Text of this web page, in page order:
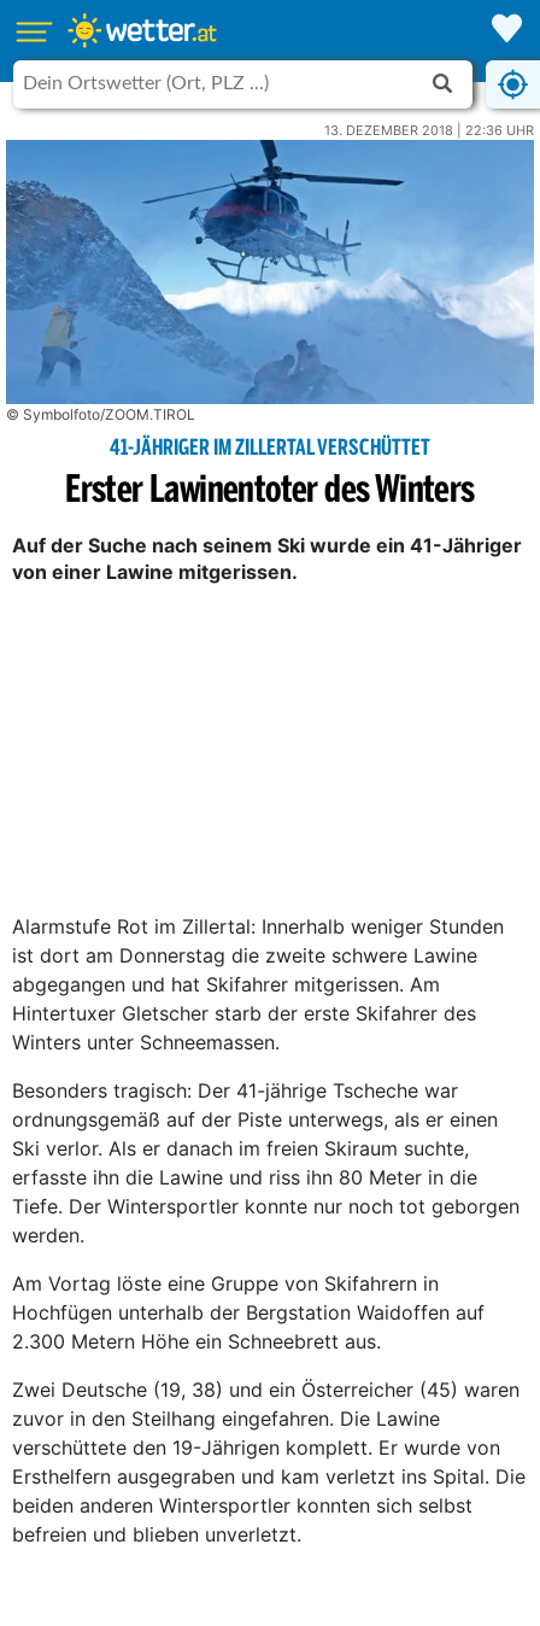
13. DEZEMBER 2018 | 22:36 UHR
© Symbolfoto/ZOOM.TIROL
41-JÄHRIGER IM ZILLERTAL VERSCHÜTTET
Erster Lawinentoter des Winters
Auf der Suche nach seinem Ski wurde ein 41-Jähriger
von einer Lawine mitgerissen.
Alarmstufe Rot im Zillertal: Innerhalb weniger Stunden
ist dort am Donnerstag die zweite schwere Lawine
abgegangen und hat Skifahrer mitgerissen. Am
Hintertuxer Gletscher starb der erste Skifahrer des
Winters unter Schneemassen.
Besonders tragisch: Der 41-jährige Tscheche war
ordnungsgemäß auf der Piste unterwegs, als er einen
Ski verlor. Als er danach im freien Skiraum suchte,
erfasste ihn die Lawine und riss ihn 80 Meter in die
Tiefe. Der Wintersportler konnte nur noch tot geborgen
werden.
Am Vortag löste eine Gruppe von Skifahrern in
Hochfügen unterhalb der Bergstation Waidoffen auf
2.300 Metern Höhe ein Schneebrett aus.
Zwei Deutsche (19, 38) und ein Österreicher (45) waren
zuvor in den Steilhang eingefahren. Die ­Lawine
verschüttete den 19-Jährigen komplett. Er wurde von
Ersthelfern ausgegraben und kam verletzt ins Spital. Die
beiden anderen Wintersportler konnten sich selbst
befreien und blieben unverletzt.